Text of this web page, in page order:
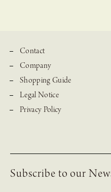
Subscribe to our
Contact
Company
Shopping Guide
Legal Notice
Privacy Policy